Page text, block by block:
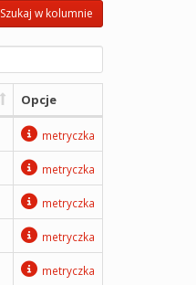
Szukaj w kolumnie
Opcje
metryczka
metryczka
metryczka
metryczka
metryczka